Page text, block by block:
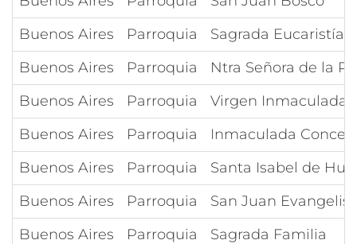
Buenos Aires
Parroquia
Sagrada Eucaristía
Buenos Aires
Parroquia
Ntra Señora de la
Buenos Aires
Parroquia
Virgen Inmaculada
Buenos Aires
Parroquia
Inmaculada
Buenos Aires
Parroquia
Santa Isabel de
Buenos Aires
Parroquia
San Juan
Buenos Aires
Parroquia
Sagrada Familia